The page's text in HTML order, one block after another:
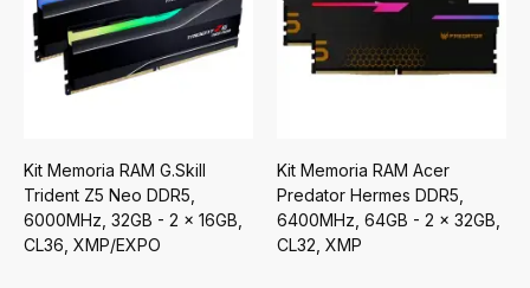
Kit Memoria RAM G.Skill
Trident Z5 Neo DDR5,
6000MHz, 32GB - 2 x 16GB,
CL36, XMP/EXPO
Kit Memoria RAM Acer
Predator Hermes DDR5,
6400MHz, 64GB - 2 x 32GB,
CL32, XMP